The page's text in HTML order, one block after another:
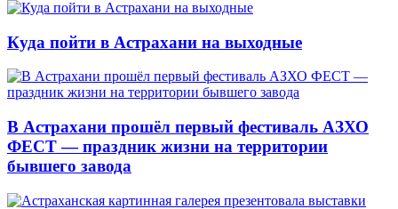
Куда пойти в Астрахани на выходные
В Астрахани прошёл первый фестиваль АЗХО
ФЕСТ — праздник жизни на территории
бывшего завода